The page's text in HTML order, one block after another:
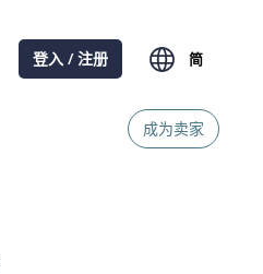
登入 / 注册 简
成为卖家